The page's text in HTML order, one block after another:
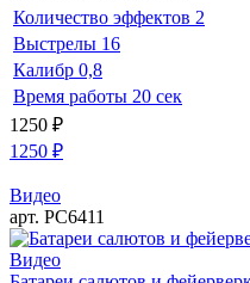
Количество эффектов 2
Выстрелы 16
Калибр 0,8
Время работы 20 сек
1250 ₽
1250 ₽
Видео
арт. РС6411
Видео